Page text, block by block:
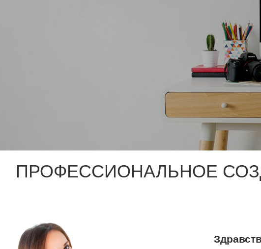
ПРОФЕССИОНАЛЬНОЕ